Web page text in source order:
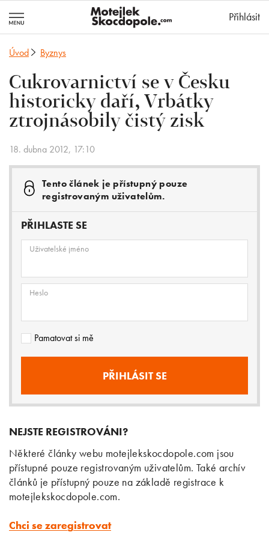
Přihlásit
Úvod Byznys
Cukrovarnictví se v Česku
historicky daří, Vrbátky
ztrojnásobily čistý zisk
18. dubna 2012, 17:10
Tento článek je přístupný pouze
registrovaným uživatelům.
PŘIHLASTE SE
Uživatelské jméno
Heslo
Pamatovat si mě
NEJSTE REGISTROVÁNI?
Některé články webu motejlekskocdopole.com jsou
přístupné pouze registrovaným uživatelům. Také archív
článků je přístupný pouze na základě registrace k
motejlekskocdopole.com.
Chci se zaregistrovat